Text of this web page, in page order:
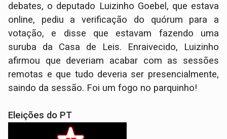
debates, o deputado Luizinho Goebel, que estava
online, pediu a verificação do quórum para a
votação, e disse que estavam fazendo uma
suruba da Casa de Leis. Enraivecido, Luizinho
afirmou que deveriam acabar com as sessões
remotas e que tudo deveria ser presencialmente,
saindo da sessão. Foi um fogo no parquinho!
Eleições do PT